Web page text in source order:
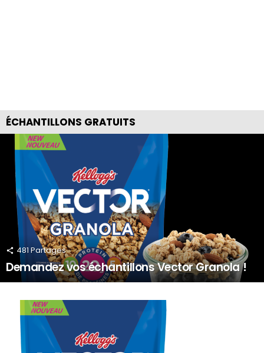
ÉCHANTILLONS GRATUITS
481Partages
Demandez vos échantillons Vector Granola !